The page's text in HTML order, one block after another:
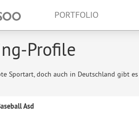
PORTFOLIO
Profile
Sportart, doch auch in Deutschland gibt
Asd